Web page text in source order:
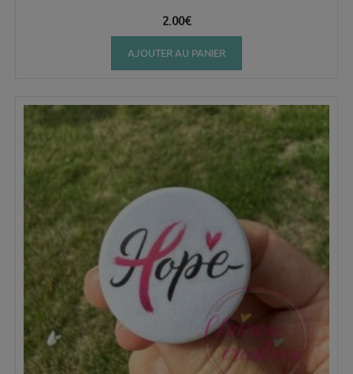
2.00€
AJOUTER AU PANIER